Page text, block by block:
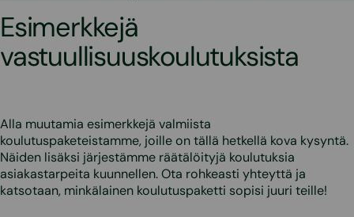
Esimerkkejä
vastuullisuuskoulutuksista
Alla muutamia esimerkkejä valmiista
koulutuspaketeistamme, joille on tällä hetkellä kova kysyntä.
Näiden lisäksi järjestämme räätälöityjä koulutuksia
asiakastarpeita kuunnellen. Ota rohkeasti yhteyttä ja
katsotaan, minkälainen koulutuspaketti sopisi juuri teille!